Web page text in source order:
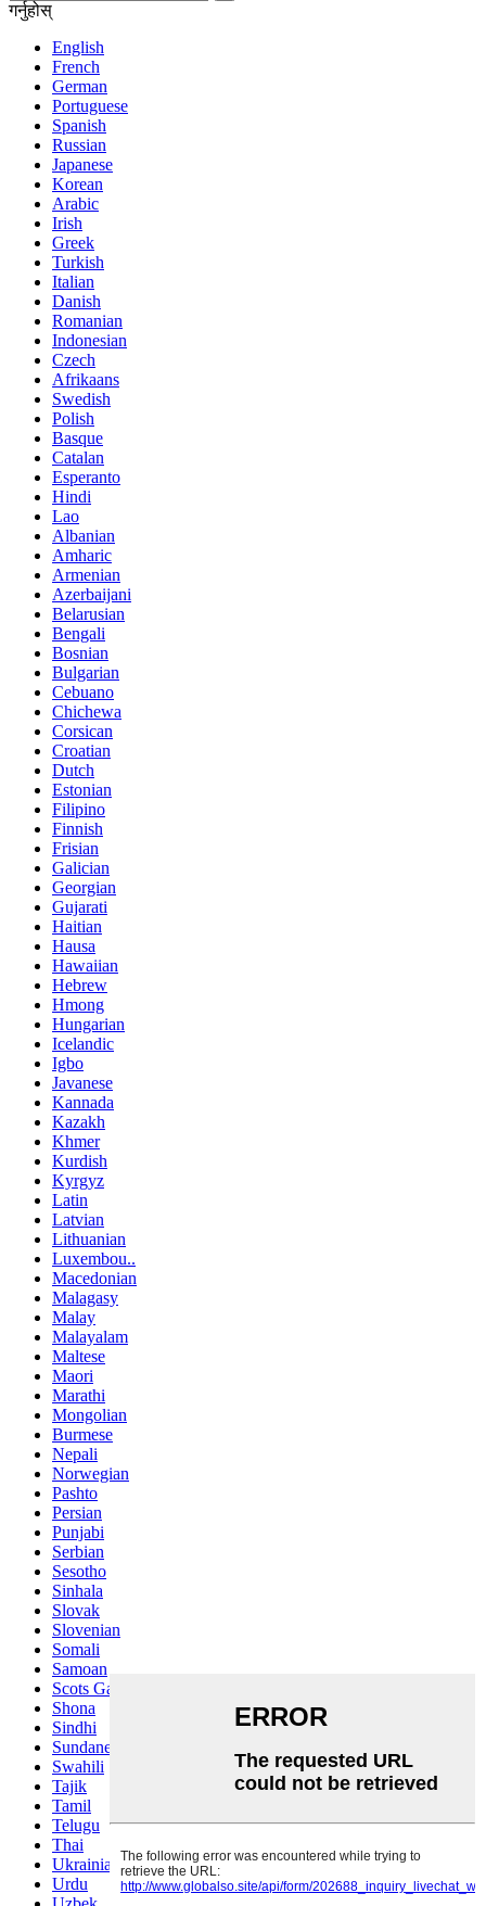
गर्नुहोस्
English
French
German
Portuguese
Spanish
Russian
Japanese
Korean
Arabic
Irish
Greek
Turkish
Italian
Danish
Romanian
Indonesian
Czech
Afrikaans
Swedish
Polish
Basque
Catalan
Esperanto
Hindi
Lao
Albanian
Amharic
Armenian
Azerbaijani
Belarusian
Bengali
Bosnian
Bulgarian
Cebuano
Chichewa
Corsican
Croatian
Dutch
Estonian
Filipino
Finnish
Frisian
Galician
Georgian
Gujarati
Haitian
Hausa
Hawaiian
Hebrew
Hmong
Hungarian
Icelandic
Igbo
Javanese
Kannada
Kazakh
Khmer
Kurdish
Kyrgyz
Latin
Latvian
Lithuanian
Luxembou..
Macedonian
Malagasy
Malay
Malayalam
Maltese
Maori
Marathi
Mongolian
Burmese
Nepali
Norwegian
Pashto
Persian
Punjabi
Serbian
Sesotho
Sinhala
Slovak
Slovenian
Somali
Samoan
Scots Gaelic
Shona
Sindhi
Sundanese
Swahili
Tajik
Tamil
Telugu
Thai
Ukrainian
Urdu